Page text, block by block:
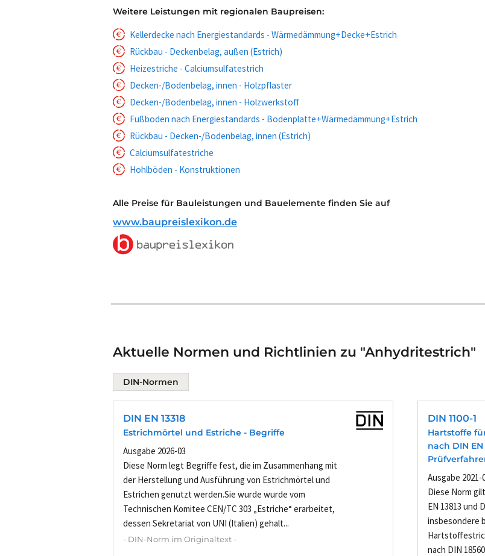
Weitere Leistungen mit regionalen Baupreisen:
Kellerdecke nach Energiestandards - Wärmedämmung+Decke+Estrich
Rückbau - Deckenbelag, außen (Estrich)
Heizestriche - Calciumsulfatestrich
Decken-/Bodenbelag, innen - Holzpflaster
Decken-/Bodenbelag, innen - Holzwerkstoff
Fußboden nach Energiestandards - Bodenplatte+Wärmedämmung+Estrich
Rückbau - Decken-/Bodenbelag, innen (Estrich)
Calciumsulfatestriche
Hohlböden - Konstruktionen
Alle Preise für Bauleistungen und Bauelemente finden Sie auf
www.baupreislexikon.de
Aktuelle Normen und Richtlinien zu "Anhydritestrich"
DIN-Normen
DIN EN 13318
Estrichmörtel und Estriche - Begriffe
Ausgabe 2026-03
Diese Norm legt Begriffe fest, die im Zusammenhang mit
der Herstellung und Ausführung von Estrichmörtel und
Estrichen genutzt werden.Sie wurde wurde vom
Technischen Komitee CEN/TC 303 „Estriche“ erarbeitet,
dessen Sekretariat von UNI (Italien) gehalt...
- DIN-Norm im Originaltext -
DIN 1100-1
Hartstoffe
nach DIN
Ausgabe 2021-
Diese Norm
EN 13813 und
insbesondere
nach DIN